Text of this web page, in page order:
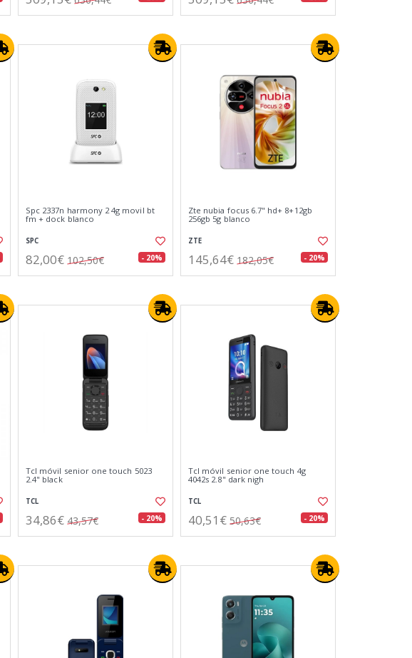
Spc 2337n harmony 2 4g movil bt
fm + dock blanco
SPC
82,00€ 102,50€ - 20%
Zte nubia focus 6.7" hd+ 8+12gb
256gb 5g blanco
ZTE
145,64€ 182,05€ - 20%
Tcl móvil senior one touch 5023
2.4" black
TCL
34,86€ 43,57€ - 20%
Tcl móvil senior one touch 4g
4042s 2.8" dark nigh
TCL
40,51€ 50,63€ - 20%